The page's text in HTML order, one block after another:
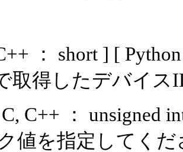
： short ] [
取得したデバイス
C++ ： unsigned
値を指定してく